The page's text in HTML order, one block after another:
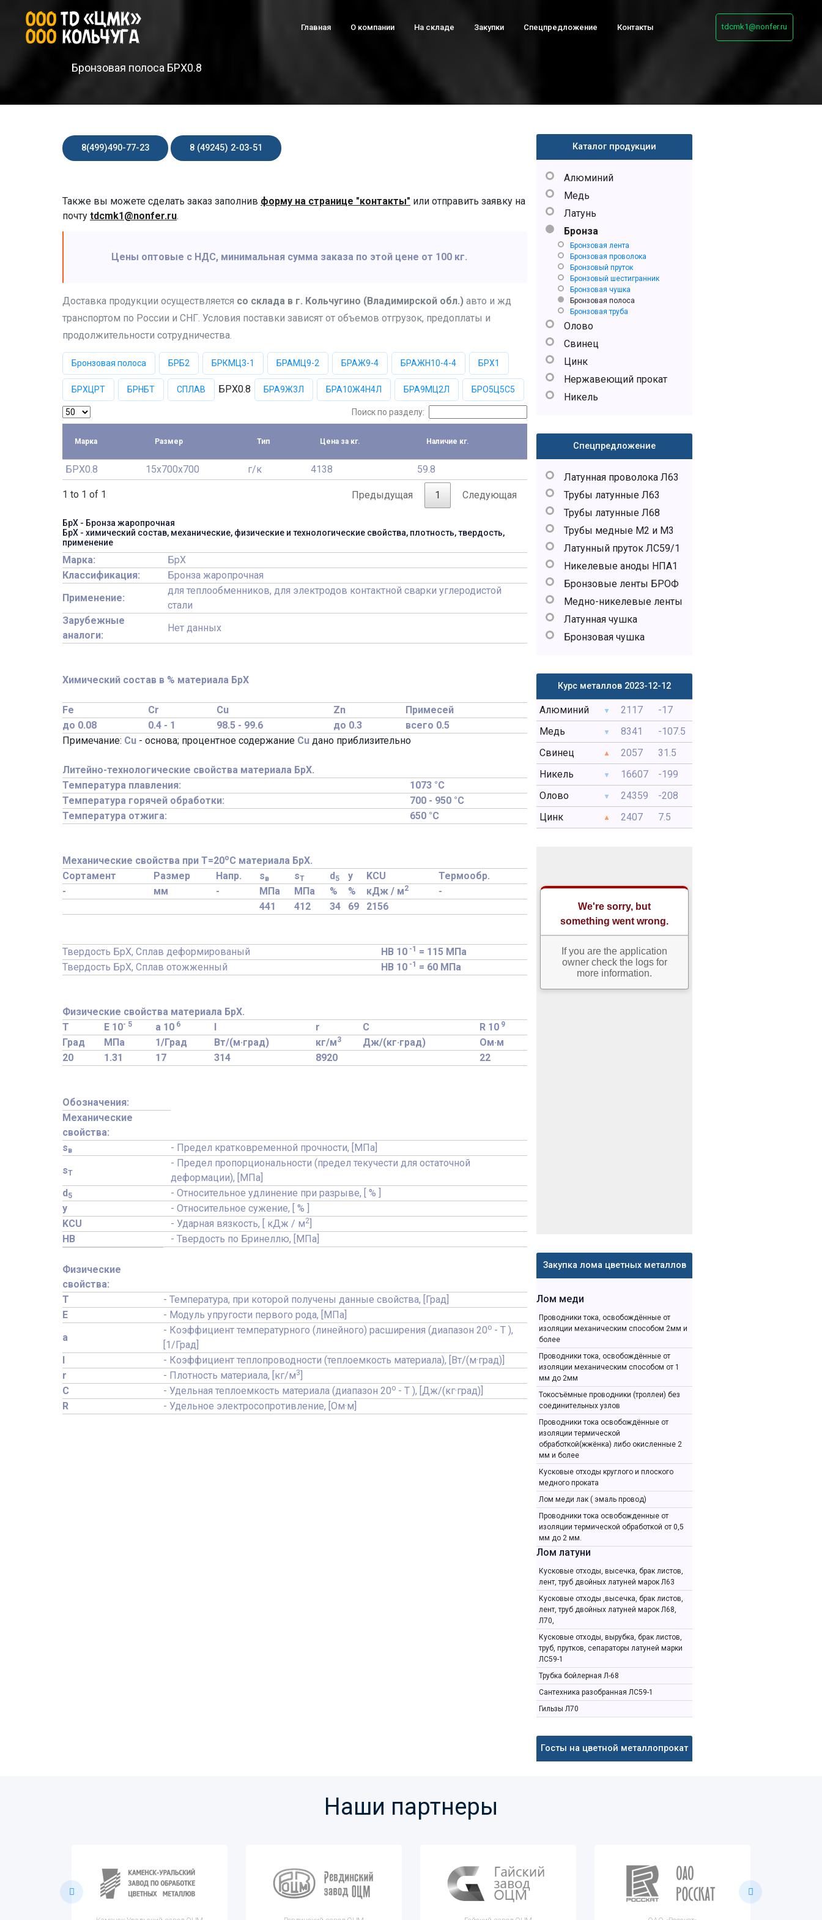
Главная О компании На складе Закупки Спецпредложение Контакты tdcmk1@nonfer.ru
Бронзовая полоса БРХ0.8
8(499)490-77-23 8 (49245) 2-03-51
Также вы можете сделать заказ заполнив форму на странице "контакты" или отправить заявку на
почту tdcmk1@nonfer.ru.
Цены оптовые с НДС, минимальная сумма заказа по этой цене от 100 кг.
Доставка продукции осуществляется со склада в г. Кольчугино (Владимирской обл.) авто и жд
транспортом по России и СНГ. Условия поставки зависят от объемов отгрузок, предоплаты и
продолжительности сотрудничества.
Бронзовая полоса БРБ2 БРКМЦ3-1 БРАМЦ9-2 БРАЖ9-4 БРАЖН10-4-4 БРХ1
БРХЦРТ БРНБТ СПЛАВ БРХ0.8 БРА9Ж3Л БРА10Ж4Н4Л БРА9МЦ2Л БРО5Ц5С5
Поиск по разделу:
Марка Размер Тип Цена за кг. Наличие кг.
БРХ0.8 15x700x700 г/к 4138 59.8
1 to 1 of 1 Предыдущая 1 Следующая
БрХ - Бронза жаропрочная
БрХ - химический состав, механические, физические и технологические свойства, плотность, твердость,
применение
Марка:
БрХ
Классификация:
Бронза жаропрочная
Применение:
для теплообменников, для электродов контактной сварки углеродистой
стали
Зарубежные
аналоги:
Нет данных
Химический состав в % материала БрХ
Fe Cr Cu Zn
Примесей
до 0.08
0.4 - 1 98.5 - 99.6 до 0.3
всего 0.5
Примечание: Cu - основа; процентное содержание Cu дано приблизительно
Литейно-технологические свойства материала БрХ.
Температура плавления:
1073 °C
Температура горячей обработки:
700 - 950 °C
Температура отжига:
650 °C
Механические свойства при Т=20oС материала БрХ.
Сортамент
Размер Напр. sв sT d5 y KCU
Термообр.
-
мм - МПа МПа % % кДж / м2
-
441
412 34 69 2156
Твердость БрХ, Сплав деформированый HB 10 -1 = 115 МПа
Твердость БрХ, Сплав отожженный
HB 10 -1 = 60 МПа
Физические свойства материала БрХ.
T
E 10- 5 a 10 6 l r C R 10 9
Град МПа 1/Град Вт/(м·град) кг/м3 Дж/(кг·град)
Ом·м
20
1.31 17 314 8920 22
Обозначения:
Механические
свойства:
sв
- Предел кратковременной прочности, [МПа]
sT
- Предел пропорциональности (предел текучести для остаточной
деформации), [МПа]
d5
- Относительное удлинение при разрыве, [ % ]
y
- Относительное сужение, [ % ]
KCU
- Ударная вязкость, [ кДж / м2
HB
- Твердость по Бринеллю, [МПа]
Физические
свойства:
T
- Температура, при которой получены данные свойства, [Град]
E
- Модуль упругости первого рода, [МПа]
a
- Коэффициент температурного (линейного) расширения (диапазон 20o - T ),
[1/Град]
l
- Коэффициент теплопроводности (теплоемкость материала), [Вт/(м·град)]
r
- Плотность материала, [кг/м3
C
- Удельная теплоемкость материала (диапазон 20o - T ), [Дж/(кг·град)]
R
- Удельное электросопротивление, [Ом·м]
Каталог продукции
Алюминий
Медь
Латунь
Бронза
Бронзовая лента
Бронзовая проволока
Бронзовый пруток
Бронзовый шестигранник
Бронзовая чушка
Бронзовая полоса
Бронзовая труба
Олово
Свинец
Цинк
Нержавеющий прокат
Никель
Спецпредложение
Латунная проволока Л63
Трубы латунные Л63
Трубы латунные Л68
Трубы медные М2 и М3
Латунный пруток ЛС59/1
Никелевые аноды НПА1
Бронзовые ленты БРОФ
Медно-никелевые ленты
Латунная чушка
Бронзовая чушка
Курс металлов 2023-12-12
Алюминий 2117
-17
Медь
8341
-107.5
Свинец
2057
31.5
Никель
16607
-199
Олово
24359
-208
Цинк
2407 7.5
Закупка лома цветных металлов
Лом меди
Проводники тока, освобождённые от
изоляции механическим способом 2мм и
более
Проводники тока, освобождённые от
изоляции механическим способом от 1
мм до 2мм
Токосъёмные проводники (троллеи) без
соединительных узлов
Проводники тока освобождённые от
изоляции термической
обработкой(жжёнка) либо окисленные 2
мм и более
Кусковые отходы круглого и плоского
медного проката
Лом меди лак ( эмаль провод)
Проводники тока освобожденные от
изоляции термической обработкой от 0,5
мм до 2 мм.
Лом латуни
Кусковые отходы, высечка, брак листов,
лент, труб двойных латуней марок Л63
Кусковые отходы ,высечка, брак листов,
лент, труб двойных латуней марок Л68,
Л70,
Кусковые отходы, вырубка, брак листов,
труб, прутков, сепараторы латуней марки
ЛС59-1
Трубка бойлерная Л-68
Сантехника разобранная ЛС59-1
Гильзы Л70
Госты на цветной металлопрокат
Наши партнеры